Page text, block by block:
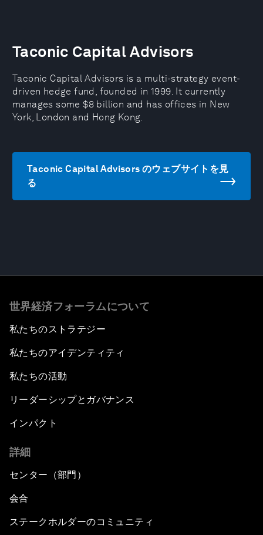
Taconic Capital Advisors
Taconic Capital Advisors is a multi-strategy event-
driven hedge fund, founded in 1999. It currently
manages some $8 billion and has offices in New
York, London and Hong Kong.
Taconic Capital Advisors のウェブサイトを見
る
世界経済フォーラムについて
私たちのストラテジー
私たちのアイデンティティ
私たちの活動
リーダーシップとガバナンス
インパクト
詳細
センター（部門）
会合
ステークホルダーのコミュニティ